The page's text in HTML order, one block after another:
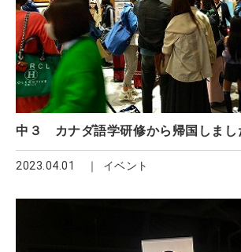
中３ カナダ語学研修から帰国しまし
2023.04.01 イベント